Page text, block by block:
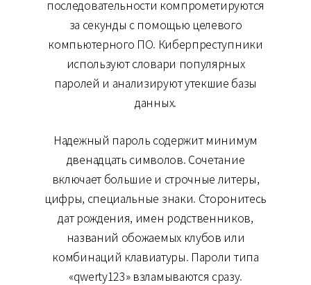
последовательности компрометируются
за секунды с помощью целевого
компьютерного ПО. Киберпреступники
используют словари популярных
паролей и анализируют утекшие базы
данных.
Надежный пароль содержит минимум
двенадцать символов. Сочетание
включает большие и строчные литеры,
цифры, специальные знаки. Сторонитесь
дат рождения, имен родственников,
названий обожаемых клубов или
комбинаций клавиатуры. Пароли типа
«qwerty123» взламываются сразу.